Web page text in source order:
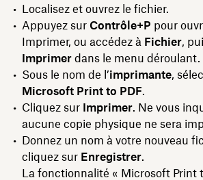
Localisez et ouvrez le fichier.
Appuyez sur Contrôle+P pour
Imprimer, ou accédez à Fichier,
Imprimer dans le menu déroulant.
Sous le nom de l’imprimante,
Microsoft Print to PDF.
Cliquez sur Imprimer. Ne vous
aucune copie physique ne sera
Donnez un nom à votre nouveau
cliquez sur Enregistrer.
La fonctionnalité « Microsoft Print